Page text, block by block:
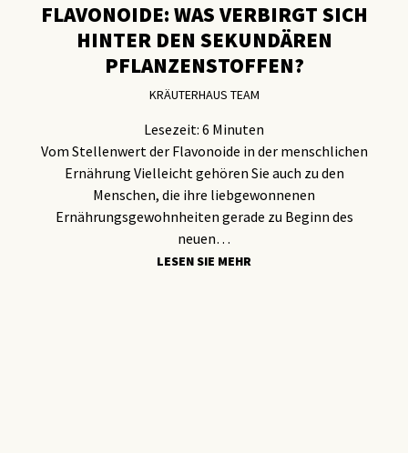
FLAVONOIDE: WAS VERBIRGT SICH
HINTER DEN SEKUNDÄREN
PFLANZENSTOFFEN?
KRÄUTERHAUS TEAM
Lesezeit: 6 Minuten
Vom Stellenwert der Flavonoide in der menschlichen
Ernährung Vielleicht gehören Sie auch zu den
Menschen, die ihre liebgewonnenen
Ernährungsgewohnheiten gerade zu Beginn des
neuen…
LESEN SIE MEHR